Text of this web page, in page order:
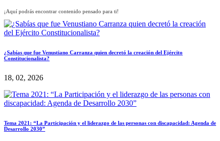
¡Aquí podrás encontrar contenido pensado para ti!
¿Sabías que fue Venustiano Carranza quien decretó la creación del Ejército
Constitucionalista?
18, 02, 2026
Tema 2021: “La Participación y el liderazgo de las personas con discapacidad: Agenda de
Desarrollo 2030”